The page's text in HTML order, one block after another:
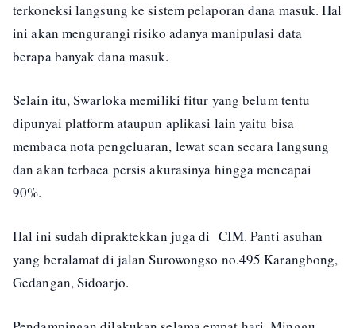
terkoneksi langsung ke sistem pelaporan dana masuk. Hal
ini akan mengurangi risiko adanya manipulasi data
berapa banyak dana masuk.
Selain itu, Swarloka memiliki fitur yang belum tentu
dipunyai platform ataupun aplikasi lain yaitu bisa
membaca nota pengeluaran, lewat scan secara langsung
dan akan terbaca persis akurasinya hingga mencapai
90%.
Hal ini sudah dipraktekkan juga di CIM. Panti asuhan
yang beralamat di jalan Surowongso no.495 Karangbong,
Gedangan, Sidoarjo.